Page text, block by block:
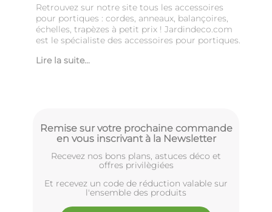
Retrouvez sur notre site tous les accessoires
pour portiques : cordes, anneaux, balançoires,
échelles, trapèzes à petit prix ! Jardindeco.com
est le spécialiste des accessoires pour portiques.
Lire la suite...
Remise sur votre prochaine commande
en vous inscrivant à la Newsletter
Recevez nos bons plans, astuces déco et
offres privilègiées
Et recevez un code de réduction valable sur
l'ensemble des produits